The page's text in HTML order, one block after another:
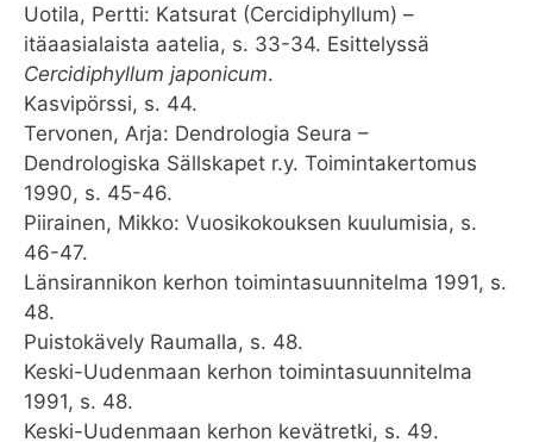
Uotila, Pertti: Katsurat (Cercidiphyllum) –
itäaasialaista aatelia, s. 33-34. Esittelyssä
Cercidiphyllum japonicum.
Kasvipörssi, s. 44.
Tervonen, Arja: Dendrologia Seura –
Dendrologiska Sällskapet r.y. Toimintakertomus
1990, s. 45-46.
Piirainen, Mikko: Vuosikokouksen kuulumisia, s.
46-47.
Länsirannikon kerhon toimintasuunnitelma 1991, s.
48.
Puistokävely Raumalla, s. 48.
Keski-Uudenmaan kerhon toimintasuunnitelma
1991, s. 48.
Keski-Uudenmaan kerhon kevätretki, s. 49.